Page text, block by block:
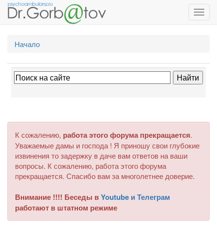
Начало
К сожалению, работа этого форума прекращается.
Уважаемые дамы и господа ! Я приношу свои глубокие
извинения то задержку в даче вам ответов на ваши
вопросы. К сожалению, работа этого форума
прекращается. Спасибо вам за многолетнее доверие.
Внимание !!!! Беседы вYoutube и Телеграм
работают в штатном режиме